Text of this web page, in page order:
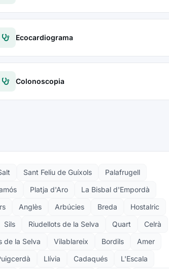
Ecocardiograma
Colonoscopia
Sant Feliu de Guíxols
Palafrugell
Platja d'Aro
La Bisbal d'Empordà
Anglès Arbúcies Breda
Hostalric
Sils Riudellots de la Selva Quart
Celrà
de la Selva Vilablareix Bordils
Amer
Llívia Cadaqués
L'Escala